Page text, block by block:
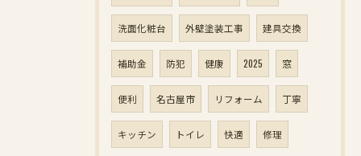
洗面化粧台 外壁塗装工事 建具交換
補助金 防犯 健康 2025 窓
便利 名古屋市 リフォーム 丁寧
キッチン トイレ 快適 修理